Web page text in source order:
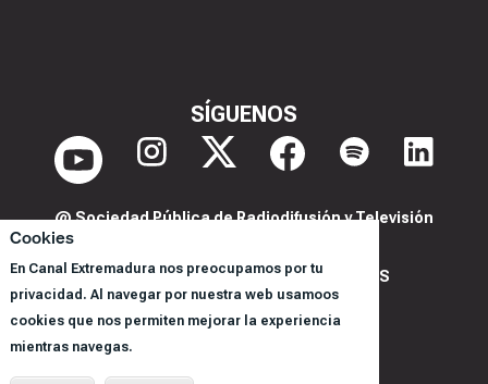
Cookies
En Canal Extremadura nos preocupamos por tu
privacidad. Al navegar por nuestra web usamoos
cookies que nos permiten mejorar la experiencia
mientras navegas.
SÍGUENOS
@ Sociedad Pública de Radiodifusión y Televisión
POLITICA DE PRIVACIDAD Y COOKIES